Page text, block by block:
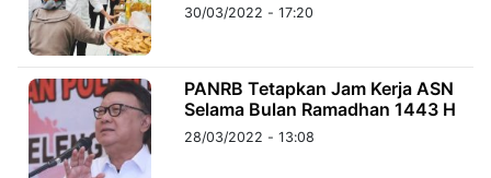
Kabarbaru.co
2026
30/03/2022 - 17:20
PANRB Tetapkan Jam Kerja ASN
Selama Bulan Ramadhan 1443 H
28/03/2022 - 13:08